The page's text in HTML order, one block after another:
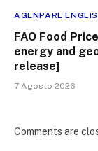
AGENPARL
FAO Food
energy and
release]
7 Agosto 2026
Comments are